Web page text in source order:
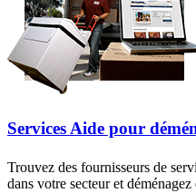
Services Aide pour
Trouvez des fournisseurs de
dans votre secteur et